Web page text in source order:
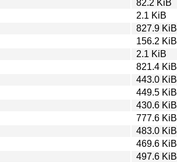
82.2 KiB
2.1 KiB
827.9 KiB
156.2 KiB
2.1 KiB
821.4 KiB
443.0 KiB
449.5 KiB
430.6 KiB
777.6 KiB
483.0 KiB
469.6 KiB
497.6 KiB